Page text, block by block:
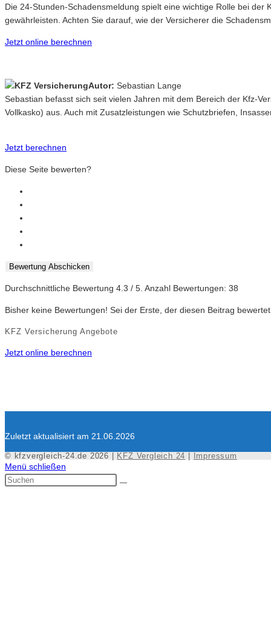
Die 24-Stunden-Schadensmeldung spielt eine wichtige Rolle bei
gewährleisten. Achten Sie darauf, wie der Versicherer die
Jetzt online berechnen
Autor: Sebastian Lange
Sebastian befasst sich seit vielen Jahren mit dem Bereich der Kfz-
Vollkasko) aus. Auch mit Zusatzleistungen wie Schutzbriefen,
Jetzt berechnen
Diese Seite bewerten?
Bewertung Abschicken
Durchschnittliche Bewertung 4.3 / 5. Anzahl Bewertungen: 38
Bisher keine Bewertungen! Sei der Erste, der diesen Beitrag
KFZ Versicherung Angebote
Jetzt online berechnen
Zuletzt aktualisiert am 21.06.2026
© kfzvergleich-24.de 2026 | KFZ Vergleich 24 Impressum
Menü schließen